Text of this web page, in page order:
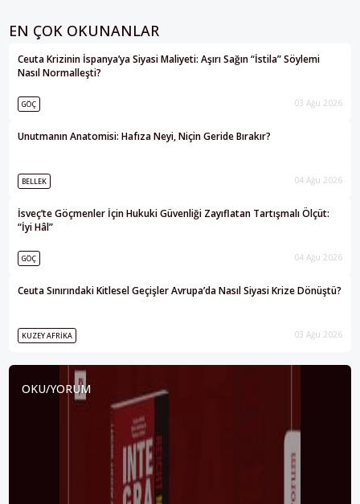
EN ÇOK OKUNANLAR
Ceuta Krizinin İspanya’ya Siyasi Maliyeti: Aşırı Sağın “İstila” Söylemi
Nasıl Normalleşti?
GÖÇ 03 Ağu 2026
Unutmanın Anatomisi: Hafıza Neyi, Niçin Geride Bırakır?
BELLEK 04 Ağu 2026
İsveç’te Göçmenler İçin Hukuki Güvenliği Zayıflatan Tartışmalı Ölçüt:
“İyi Hâl”
GÖÇ 04 Ağu 2026
Ceuta Sınırındaki Kitlesel Geçişler Avrupa’da Nasıl Siyasi Krize Dönüştü?
KUZEY AFRIKA 03 Ağu 2026
OKU/YORUM